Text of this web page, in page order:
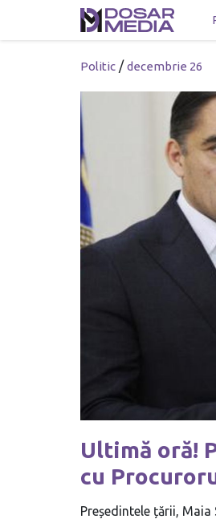
Politic /decembrie 26
Ultimă oră!
cu
Președintele țării,